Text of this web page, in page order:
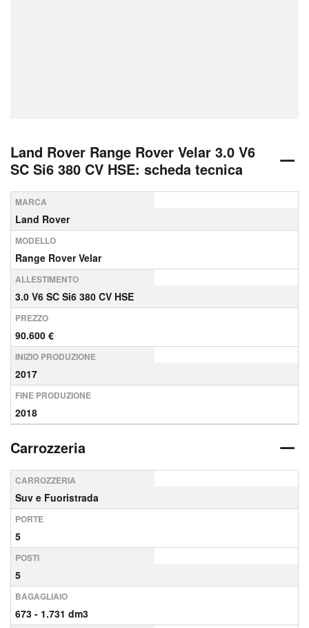
Land Rover Range Rover Velar 3.0 V6
SC Si6 380 CV HSE: scheda tecnica
MARCA
Land Rover
MODELLO
Range Rover Velar
ALLESTIMENTO
3.0 V6 SC Si6 380 CV HSE
PREZZO
90.600 €
INIZIO PRODUZIONE
2017
FINE PRODUZIONE
2018
Carrozzeria
CARROZZERIA
Suv e Fuoristrada
PORTE
5
POSTI
5
BAGAGLIAIO
673 - 1.731 dm3